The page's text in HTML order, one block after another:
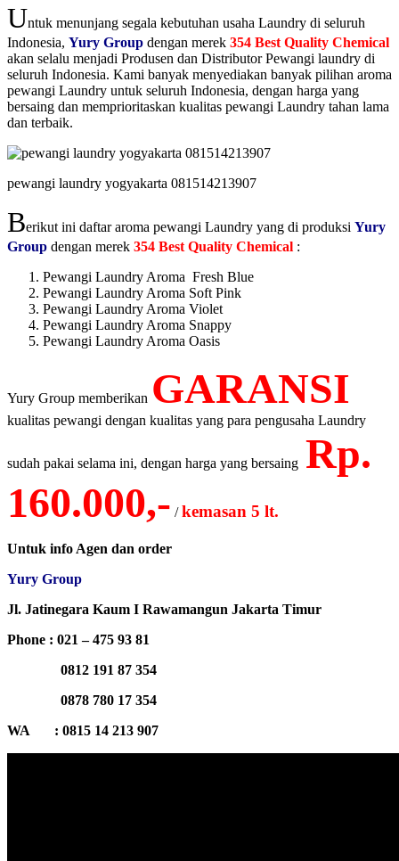
Untuk menunjang segala kebutuhan usaha Laundry di seluruh
Indonesia, Yury Group dengan merek 354 Best Quality Chemical
akan selalu menjadi Produsen dan Distributor Pewangi laundry di
seluruh Indonesia. Kami banyak menyediakan banyak pilihan aroma
pewangi Laundry untuk seluruh Indonesia, dengan harga yang
bersaing dan memprioritaskan kualitas pewangi Laundry tahan lama
dan terbaik.
pewangi laundry yogyakarta 081514213907
Berikut ini daftar aroma pewangi Laundry yang di produksi Yury
Group dengan merek 354 Best Quality Chemical :
Pewangi Laundry Aroma Fresh Blue
Pewangi Laundry Aroma Soft Pink
Pewangi Laundry Aroma Violet
Pewangi Laundry Aroma Snappy
Pewangi Laundry Aroma Oasis
Yury Group memberikan GARANSI
kualitas pewangi dengan kualitas yang para pengusaha Laundry
sudah pakai selama ini, dengan harga yang bersaing Rp.
160.000,- /kemasan 5 lt.
Untuk info Agen dan order
Yury Group
Jl. Jatinegara Kaum I Rawamangun Jakarta Timur
Phone : 021 – 475 93 81
0812 191 87 354
0878 780 17 354
WA : 0815 14 213 907